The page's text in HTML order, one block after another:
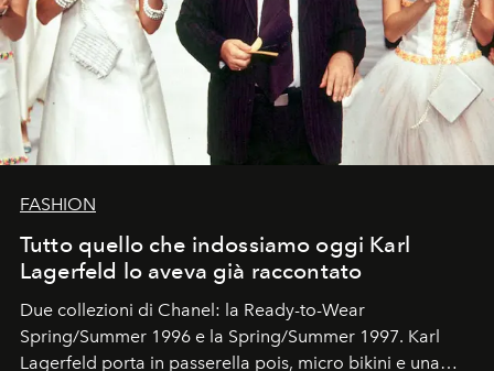
FASHION
Tutto quello che indossiamo oggi Karl
Lagerfeld lo aveva già raccontato
Due collezioni di Chanel: la Ready-to-Wear
Spring/Summer 1996 e la Spring/Summer 1997. Karl
Lagerfeld porta in passerella pois, micro bikini e una